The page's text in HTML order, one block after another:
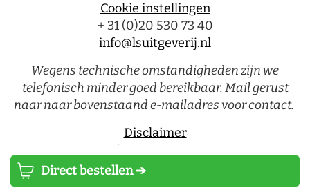
Direct bestellen ➔
Cookie instellingen
+ 31 (0)20 530 73 40
info@lsuitgeverij.nl
Wegens technische omstandigheden zijn we
telefonisch minder goed bereikbaar. Mail gerust
naar naar bovenstaand e-mailadres voor contact.
Disclaimer
Privacystatement
Luitingh-Sijthoff © 2026